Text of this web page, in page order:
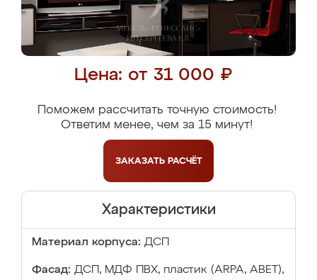
Цена: от 31 000 ₽
Поможем рассчитать точную стоимость!
Ответим менее, чем за 15 минут!
ЗАКАЗАТЬ РАСЧЁТ
Характеристики
Материал корпуса: ДСП
Фасад: ДСП, МДФ ПВХ, пластик (ARPA, ABET),